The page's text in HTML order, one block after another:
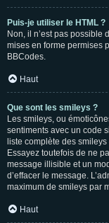
Puis-je utiliser le HTML ?
Non, il n’est pas possible
mises en forme permises
BBCodes.
Haut
Que sont les smileys ?
Les smileys, ou
sentiments avec un code
liste complète des
Essayez toutefois de ne
message illisible et un
d’effacer le message.
maximum de smileys par
Haut